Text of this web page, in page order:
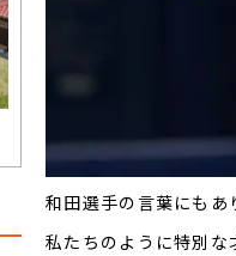
和田選手の言葉にもあ
私たちのように特別な